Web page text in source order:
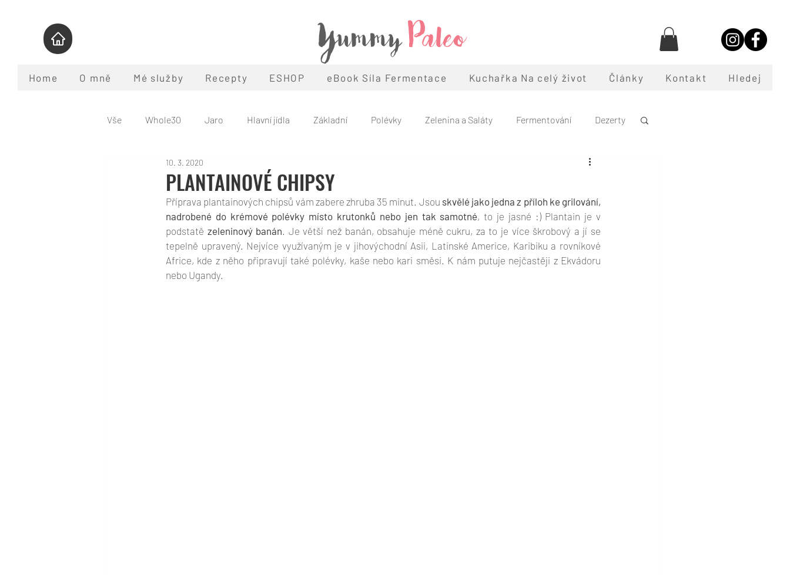
YummyPaleo
Home O mně Mé služby Recepty ESHOP eBook Síla Fermentace Kuchařka Na celý život Články Kontakt Hledej
Vše Whole30 Jaro Hlavní jídla Základní Polévky Zelenina a Saláty Fermentování Dezerty
Pomalý hrnec
Program Whole30 Co je paleo Témata
PLANTAINOVÉ CHIPSY
10. 3. 2020
Příprava plantainových chipsů vám zabere zhruba 35 minut. Jsou skvělé jako jedna z příloh ke grilování,
nadrobené do krémové polévky místo krutonků nebo jen tak samotné, to je jasné :) Plantain je v
podstatě zeleninový banán . Je větší než banán, obsahuje méně cukru, za to je více škrobový a jí se
tepelně upravený. Nejvíce využívaným je v jihovýchodní Asii, Latinské Americe, Karibiku a rovníkové
Africe, kde z něho připravují také polévky, kaše nebo kari směsi. K nám putuje nejčastěji z Ekvádoru
nebo Ugandy.